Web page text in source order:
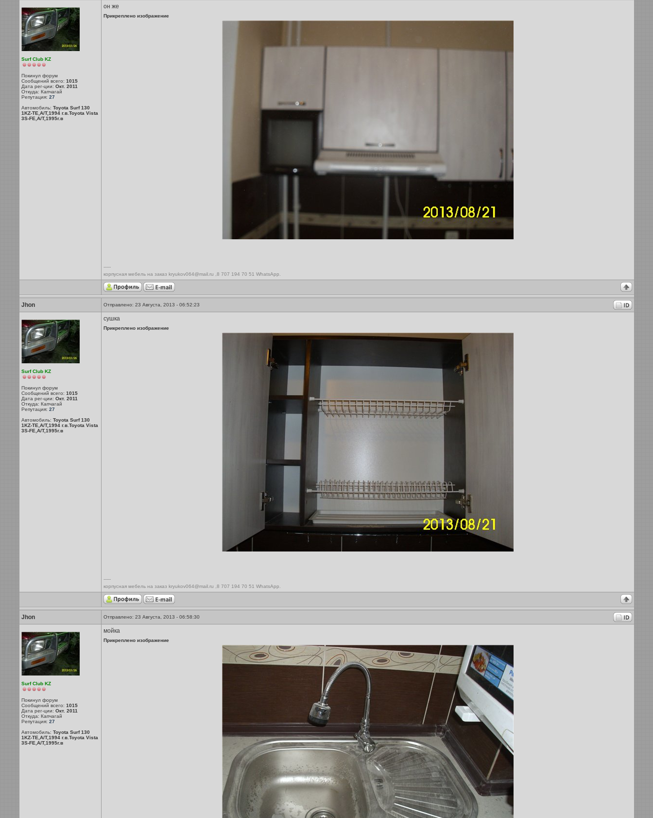
Surf Club KZ
Покинул форум
Сообщений всего: 1015
Дата рег-ции: Окт. 2011
Откуда: Капчагай
Репутация: 27
Автомобиль: Toyota Surf 130
1KZ-TE,A/T,1994 г.в.Toyota Vista
3S-FE,A/T,1995г.в
он же
Прикреплено изображение
-----
корпусная мебель на заказ kryukov064@mail.ru ,8 707 194 70 51 WhatsApp.
Jhon Отправлено: 23 Августа, 2013 - 06:52:23
Surf Club KZ
Покинул форум
Сообщений всего: 1015
Дата рег-ции: Окт. 2011
Откуда: Капчагай
Репутация: 27
Автомобиль: Toyota Surf 130
1KZ-TE,A/T,1994 г.в.Toyota Vista
3S-FE,A/T,1995г.в
сушка
Прикреплено изображение
-----
корпусная мебель на заказ kryukov064@mail.ru ,8 707 194 70 51 WhatsApp.
Jhon Отправлено: 23 Августа, 2013 - 06:58:30
Surf Club KZ
Покинул форум
Сообщений всего: 1015
Дата рег-ции: Окт. 2011
Откуда: Капчагай
Репутация: 27
Автомобиль: Toyota Surf 130
1KZ-TE,A/T,1994 г.в.Toyota Vista
3S-FE,A/T,1995г.в
мойка
Прикреплено изображение